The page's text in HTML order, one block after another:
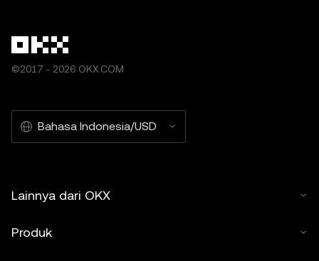
©2017 - 2026 OKX.COM
Bahasa Indonesia/USD
Lainnya dari OKX
Produk